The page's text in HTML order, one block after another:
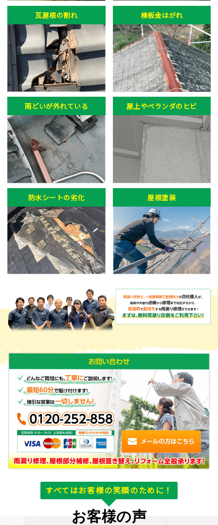
瓦屋根の割れ 棟板金はがれ
雨どいが外れている 屋上やベランダのヒビ
防水シートの劣化 屋根塗装
すべてはお客様の笑顔のために！
お客様の声